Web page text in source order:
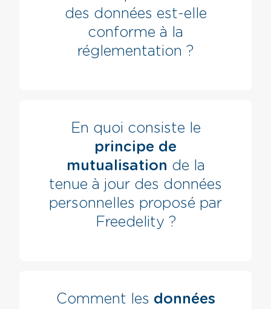
des données est-elle
conforme à la
réglementation ?
En quoi consiste le
principe de
mutualisation de la
tenue à jour des données
personnelles proposé par
Freedelity ?
Comment les données